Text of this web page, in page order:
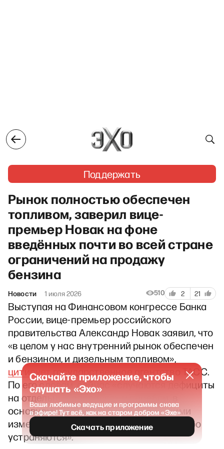
Поддержать
Рынок полностью обеспечен
топливом, заверил вице-
премьер Новак на фоне
введённых почти во всей стране
ограничений на продажу
бензина
Новости 1 июля 2026 510 2 21
Выступая на Финансовом конгрессе Банка
России, вице-премьер российского
правительства Александр Новак заявил, что
«в целом у нас внутренний рынок обеспечен
и бензином, и дизельным топливом»,
цитирует
государственное агентство ТАСС.
По его словам, сейчас «случаются дефициты
на отдельных заправках и перебои, в
основном связанные с логистическими
изменениями поставок», которые «быстро
устраняются».
Скачайте приложение, чтобы
слушать «Эхо»
Ваши любимые ведущие и программы снова
в эфире! Тут всё, как на старом добром «Эхе»
Скачать приложение